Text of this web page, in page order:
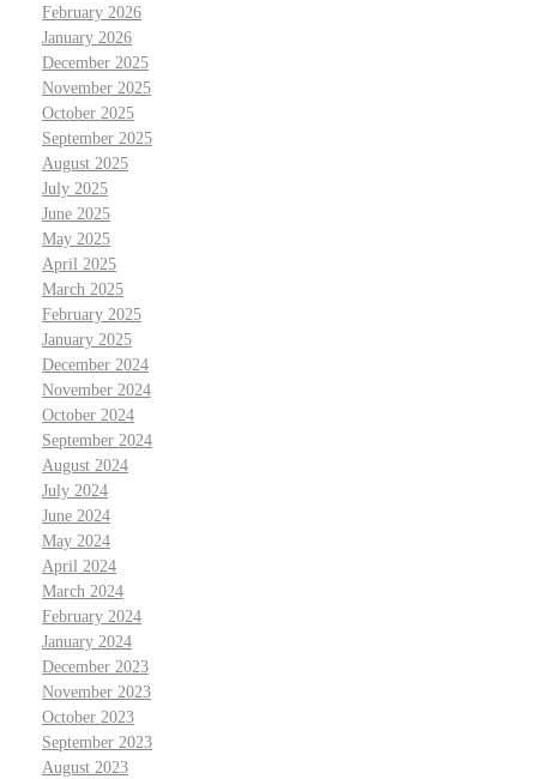
February 2026
January 2026
December 2025
November 2025
October 2025
September 2025
August 2025
July 2025
June 2025
May 2025
April 2025
March 2025
February 2025
January 2025
December 2024
November 2024
October 2024
September 2024
August 2024
July 2024
June 2024
May 2024
April 2024
March 2024
February 2024
January 2024
December 2023
November 2023
October 2023
September 2023
August 2023